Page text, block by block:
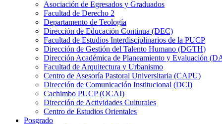
Asociación de Egresados y Graduados
Facultad de Derecho 2
Departamento de Teología
Dirección de Educación Continua (DEC)
Facultad de Estudios Interdisciplinarios de la PUCP
Dirección de Gestión del Talento Humano (DGTH)
Dirección Académica de Planeamiento y Evaluación
Facultad de Arquitectura y Urbanismo
Centro de Asesoría Pastoral Universitaria (CAPU)
Dirección de Comunicación Institucional (DCI)
Cachimbo PUCP (OCAI)
Dirección de Actividades Culturales
Centro de Estudios Orientales
Posgrado